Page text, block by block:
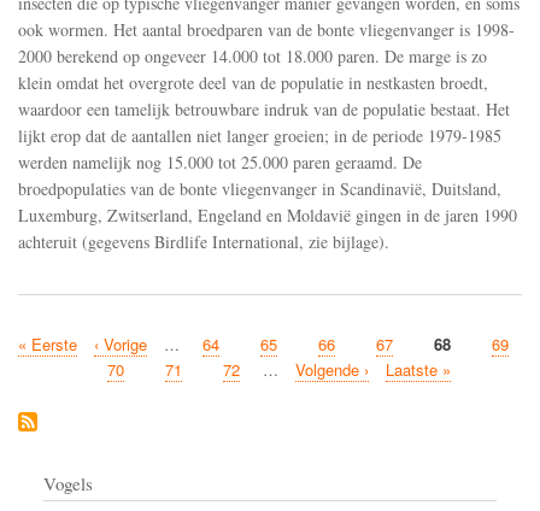
Noord-
en
West-
gingen
in
de
jaren
1990
achteruit
ook wormen. Het aantal broedparen van de bonte vliegenvanger is 1998-
2000 berekend op ongeveer 14.000 tot 18.000 paren. De marge is zo
klein omdat het overgrote deel van de populatie in nestkasten broedt,
waardoor een tamelijk betrouwbare indruk van de populatie bestaat. Het
lijkt erop dat de aantallen niet langer groeien; in de periode 1979-1985
werden namelijk nog 15.000 tot 25.000 paren geraamd. De
broedpopulaties van de bonte vliegenvanger in Scandinavië, Duitsland,
Luxemburg, Zwitserland, Engeland en Moldavië gingen in de jaren 1990
achteruit (gegevens Birdlife International, zie bijlage).
Pagination
First
« Eerste
Previous
page
‹ Vorige … Page
64 Page
65 Page
66 Page
67
Current
page
68 Page
69
Page
70 Page
71 Page
72 …
Next
Volgende ›
Last
Laatste »
Vogels